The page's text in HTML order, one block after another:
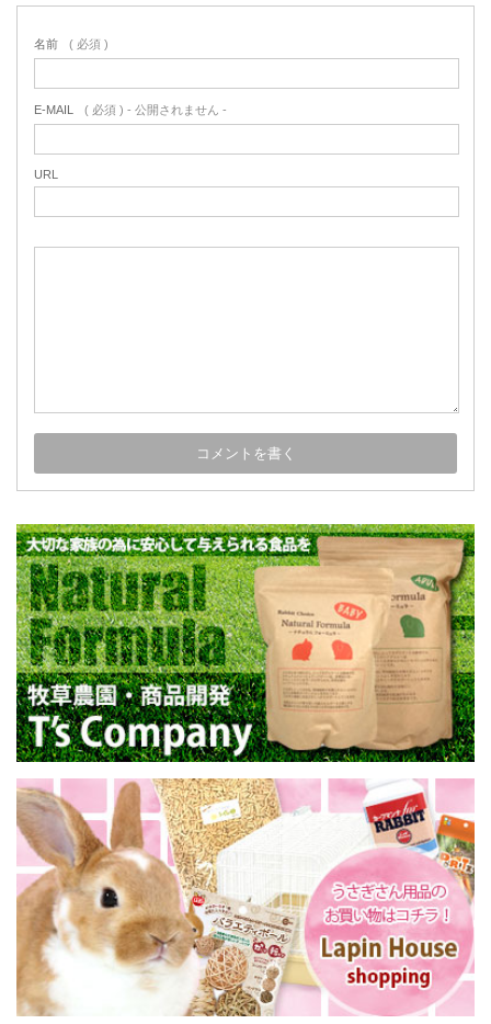
名前 ( 必須 )
E-MAIL ( 必須 ) - 公開されません -
URL